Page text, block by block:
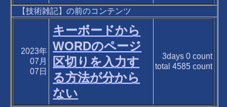
【技術雑記】の前のコンテンツ
2023年
07月
07日
キーボードから
WORDのページ
区切りを入力す
る方法が分から
ない
3days 0count
total 4585count